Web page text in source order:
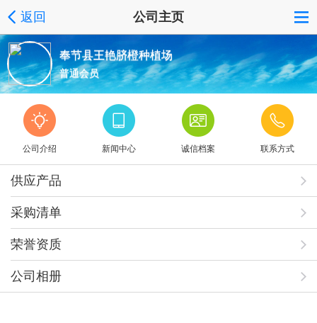
返回 公司主页
奉节县王艳脐橙种植场
普通会员
公司介绍 新闻中心 诚信档案 联系方式
供应产品
采购清单
荣誉资质
公司相册